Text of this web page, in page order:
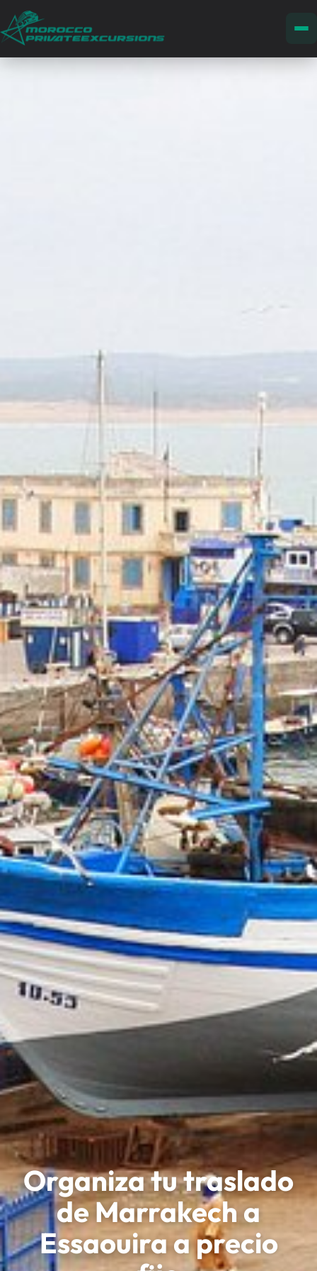
Organiza tu traslado
de Marrakech a
Essaouira a precio